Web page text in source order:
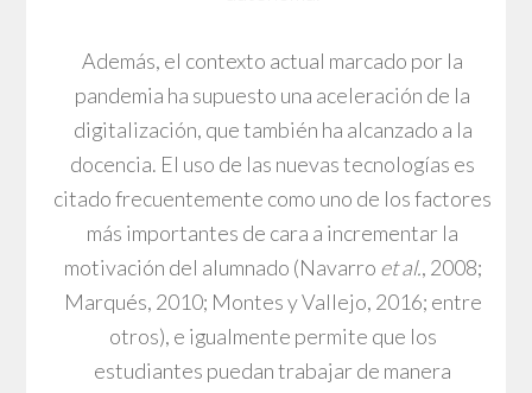
Además, el contexto actual marcado por la
pandemia ha supuesto una aceleración de la
digitalización, que también ha alcanzado a la
docencia. El uso de las nuevas tecnologías es
citado frecuentemente como uno de los factores
más importantes de cara a incrementar la
motivación del alumnado (Navarro et al., 2008;
Marqués, 2010; Montes y Vallejo, 2016; entre
otros), e igualmente permite que los
estudiantes puedan trabajar de manera